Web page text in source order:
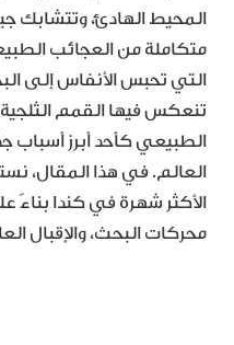
المحيط الهادئ، وتتشابك
متكاملة من العجائب
التي تحبس الأنفاس إلى
تنعكس فيها القمم
الطبيعي كأحد أبرز أسباب
العالم. في هذا المقال،
الأكثر شهرة في كندا بناءً
محركات البحث، والإقبال